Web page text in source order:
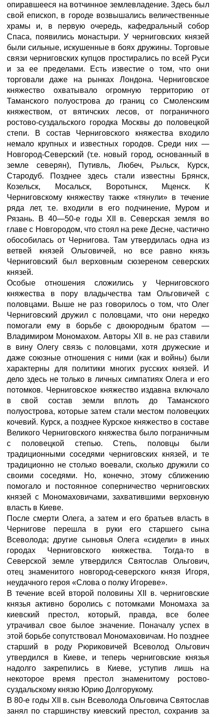
опиравшееся на вотчинное землевладение. Здесь был
свой епископ, в городе возвышались величественные
храмы и, в первую очередь, кафедральный собор
Спаса, появились монастыри. У черниговских князей
были сильные, искушенные в боях дружины. Торговые
связи черниговских купцов простирались по всей Руси
и за ее пределами. Есть известие о том, что они
торговали даже на рынках Лондона. Черниговское
княжество охватывало огромную территорию от
Таманского полуострова до границ со Смоленским
княжеством, от вятичских лесов, от пограничного
ростово-суздальского городка Москвы до половецкой
степи. В состав Черниговского княжества входило
немало крупных и известных городов. Среди них —
Новгород-Северский (т.е. новый город, основанный в
земле северян), Путивль, Любеч, Рыльск, Курск,
Стародуб. Позднее здесь стали известны Брянск,
Козельск, Мосальск, Воротынск, Мценск. К
Черниговскому княжеству также «тянули» в течение
ряда лет, т.е. входили в его подчинение, Муром и
Рязань. В 40—50-е годы XII в. Северская земля во
главе с Новгородом, что стоял на реке Десне, частично
обособилась от Чернигова. Там утвердилась одна из
ветвей князей Ольговичей, но все равно князь
Черниговский был верховным сюзереном северских
князей.
Особые отношения сложились у Черниговского
княжества в пору владычества там Ольговичей с
половцами. Выше не раз говорилось о том, что Олег
Черниговский дружил с половцами, что они нередко
помогали ему в борьбе с двоюродным братом —
Владимиром Мономахом. Авторы XII в. не раз ставили
в вину Олегу связь с половцами, хотя дружеские и
даже союзные отношения с ними (как и войны) были
характерны для политики многих русских князей. И
дело здесь не только в личных симпатиях Олега и его
потомков. Черниговское княжество издавна включало
в свой состав земли вплоть до Таманского
полуострова, которые затем стали местом половецких
кочевий. Курск, а позднее Курское княжество в составе
Великого Черниговского княжества было пограничным
с половецкой степью. Степь, половцы были
традиционными соседями черниговских князей, и те
традиционно не столько воевали, сколько дружили со
своими соседями. Но, конечно, этому сближению
помогало и постоянное соперничество черниговских
князей с Мономаховичами, захватившими верховную
власть в Киеве.
После смерти Олега, а затем и его братьев власть в
Чернигове перешла в руки его старшего сына
Всеволода; другие сыновья Олега «сидели» в иных
городах Черниговского княжества. Тогда-то в
Северской земле утвердился Святослав Ольгович,
отец знаменитого новгород-северского князя Игоря,
неудачного героя «Слова о полку Игореве».
В течение всей второй половины XII в. черниговские
князья активно боролись с потомками Мономаха за
киевский престол, который, правда, все более
утрачивал свое былое значение. Поначалу успех в
этой борьбе сопутствовал Мономаховичам. Но позднее
старший в роду Рюриковичей Всеволод Ольгович
утвердился в Киеве, и теперь черниговские князья
надолго закрепились в Киеве, уступив лишь на
некоторое время престол знаменитому ростово-
суздальскому князю Юрию Долгорукому.
В 80-е годы XII в. сын Всеволода Ольговича Святослав
занял по старшинству киевский престол, сохранив за